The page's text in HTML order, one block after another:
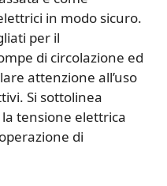
in modo sicuro.
per il
di circolazione ed
attenzione all’uso
Si sottolinea
tensione elettrica
di